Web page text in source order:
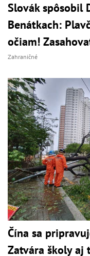
Slovák spôsobil
Benátkach:
očiam!
Zahraničné
Čína sa
Zatvára školy aj